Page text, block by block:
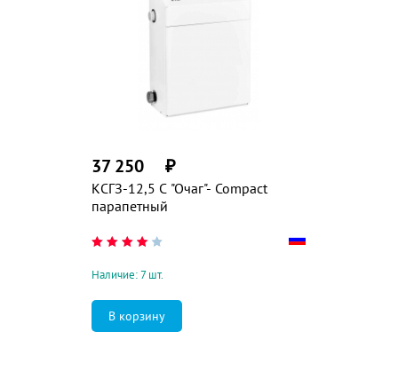
КСГЗ-12,5 C "Очаг"- Compact
парапетный
37 250 ₽
Наличие: 7 шт.